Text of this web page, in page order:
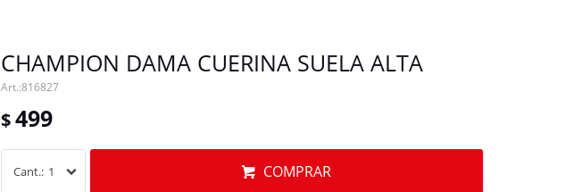
CHAMPION DAMA CUERINA SUELA ALTA
816827
$499
1 COMPRAR